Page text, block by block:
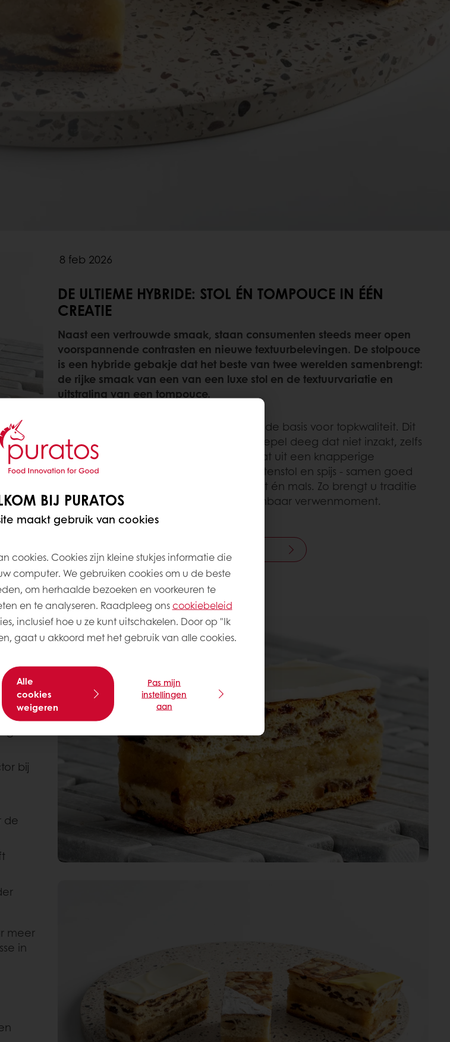
8 feb 2026
DE ULTIEME HYBRIDE: STOL ÉN TOMPOUCE IN ÉÉN
CREATIE
Naast een vertrouwde smaak, staan consumenten steeds meer open
voorspannende contrasten en nieuwe textuurbelevingen. De stolpouce
is een hybride gebakje dat het beste van twee werelden samenbrengt:
de rijke smaak van een van een luxe stol en de textuurvariatie en
uitstraling van een tompouce.
van Puratos legt u de basis voor topkwaliteit. Dit
broodverbetermiddel zorgt voor een soepel deeg dat niet inzakt, zelfs
bij royale vullingen. De stolpouce bestaat uit een knapperige
bovenkant, een vulling van malse vruchtenstol en spijs - samen goed
voor een unieke textuurervaring: krokant én mals. Zo brengt u traditie
en innovatie samen in een onweerstaanbaar verwenmoment.
het
bij
de
meer
in
BIJ PURATOS
maakt gebruik van cookies
cookies. Cookies zijn kleine stukjes informatie die
computer. We gebruiken cookies om u de beste
om herhaalde bezoeken en voorkeuren te
en te analyseren. Raadpleeg onscookiebeleid
inclusief hoe u ze kunt uitschakelen. Door op "Ik
gaat u akkoord met het gebruik van alle cookies.
Alle
cookies
weigeren
Pas mijn
instellingen
aan